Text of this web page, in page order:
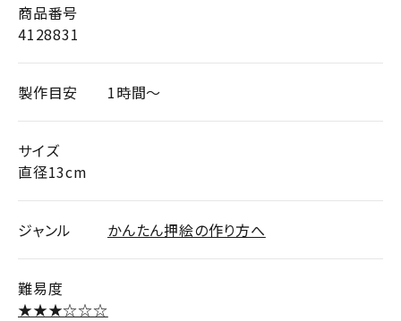
商品番号
4128831
製作目安 1時間～
サイズ
直径13cm
ジャンル かんたん押絵の作り方へ
難易度
★★★☆☆☆